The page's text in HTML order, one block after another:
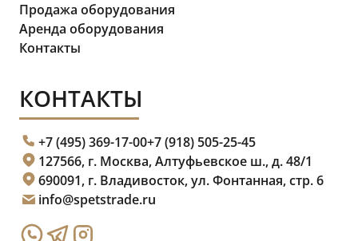
Продажа оборудования
Аренда оборудования
Контакты
КОНТАКТЫ
+7 (495) 369-17-00+7 (918) 505-25-45
127566, г. Москва, Алтуфьевское ш., д. 48/1
690091, г. Владивосток, ул. Фонтанная, стр. 6
info@spetstrade.ru